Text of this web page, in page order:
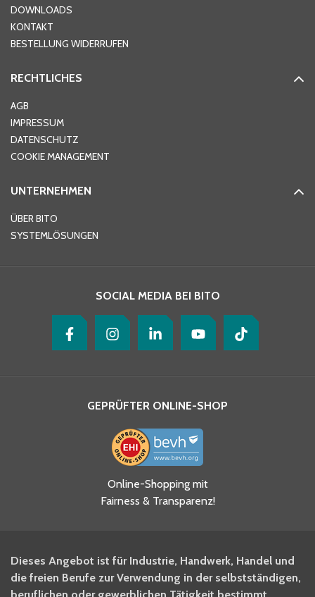
Ort*
Telefon
Ja, ich habe die
Datenschutzhinweise gelesen
und akzeptiere diese.
BITO Newsletter Fachwissen
Intralogistiker anmelden.
DOWNLOADS
KONTAKT
BESTELLUNG WIDERRUFEN
RECHTLICHES
AGB
IMPRESSUM
DATENSCHUTZ
COOKIE MANAGEMENT
UNTERNEHMEN
ÜBER BITO
SYSTEMLÖSUNGEN
SOCIAL MEDIA BEI BITO
GEPRÜFTER ONLINE-SHOP
Online-Shopping mit
Fairness & Transparenz!
Dieses Angebot ist für Industrie, Handwerk, Handel und
die freien Berufe zur Verwendung in der selbstständigen,